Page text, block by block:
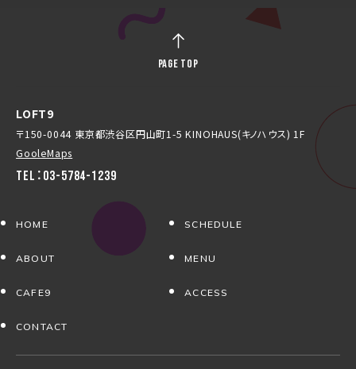
LOFT9
〒150-0044 東京都渋谷区円山町1-5 KINOHAUS(キノハウス) 1F
GooleMaps
TEL：03-5784-1239
HOME SCHEDULE
ABOUT MENU
CAFE9 ACCESS
CONTACT
PAGE TOP